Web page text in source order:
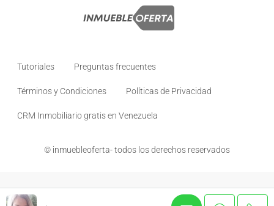
Tutoriales Preguntas frecuentes
Términos y Condiciones Políticas de Privacidad
CRM Inmobiliario gratis en Venezuela
© inmuebleoferta- todos los derechos reservados